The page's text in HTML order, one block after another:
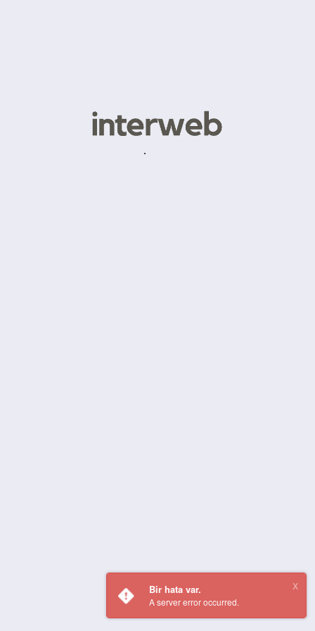
Bir hata var.
A server error occurred.